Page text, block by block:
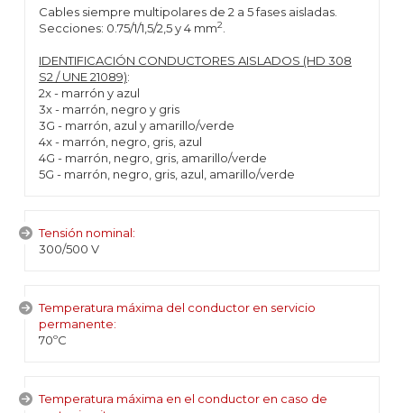
Cables siempre multipolares de 2 a 5 fases aisladas.
Secciones: 0.75/1/1,5/2,5 y 4 mm2
IDENTIFICACIÓN CONDUCTORES AISLADOS (HD 308
S2 / UNE 21089):
2x - marrón y azul
3x - marrón, negro y gris
3G - marrón, azul y amarillo/verde
4x - marrón, negro, gris, azul
4G - marrón, negro, gris, amarillo/verde
5G - marrón, negro, gris, azul, amarillo/verde
Tensión nominal:
300/500 V
Temperatura máxima del conductor en servicio
permanente:
70ºC
Temperatura máxima en el conductor en caso de